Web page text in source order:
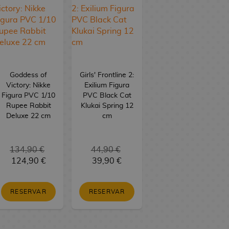
Goddess of
Victory: Nikke
Figura PVC 1/10
Rupee Rabbit
Deluxe 22 cm
134,90 €
124,90 €
RESERVAR
Girls' Frontline 2:
Exilium Figura
PVC Black Cat
Klukai Spring 12
cm
44,90 €
39,90 €
RESERVAR